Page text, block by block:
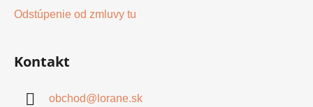
Odstúpenie od zmluvy tu
Kontakt
obchod@ lorane.sk